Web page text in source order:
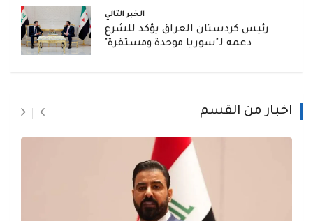
الخبر التالي
رئيس كردستان العراق يؤكد للشرع
دعمه لـ"سوريا موحدة ومستقرة"
اخبار من القسم